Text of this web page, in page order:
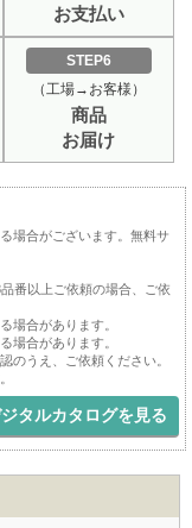
お支払い
STEP6
（工場→お客様）
商品
お届け
場合がございます。無料サ
番以上ご依頼の場合、ご依
場合があります。
場合があります。
のうえ、ご依頼ください。
タルカタログを見る